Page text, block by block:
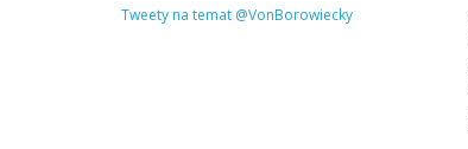
Tweety na temat @VonBorowiecky